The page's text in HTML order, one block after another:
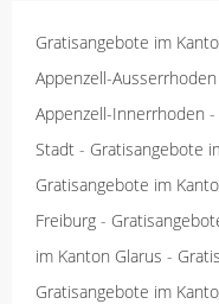
Gratisangebote im
Appenzell-Ausserrhoden
Appenzell-Innerrhoden -
Stadt - Gratisangebote
Gratisangebote im
Freiburg -
im Kanton Glarus -
Gratisangebote im